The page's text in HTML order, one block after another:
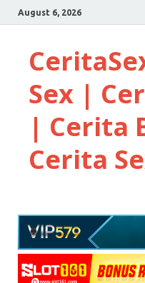
August 6, 2026
Sex |
| Cerita
Cerita